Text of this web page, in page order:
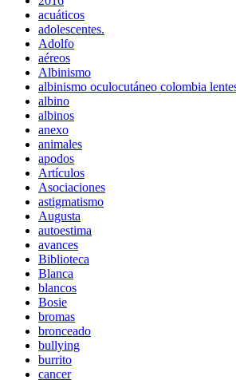
acuáticos
adolescentes.
Adolfo
aéreos
Albinismo
albinismo oculocutáneo colombia
albino
albinos
anexo
animales
apodos
Artículos
Asociaciones
astigmatismo
Augusta
autoestima
avances
Biblioteca
Blanca
blancos
Bosie
bromas
bronceado
bullying
burrito
cancer